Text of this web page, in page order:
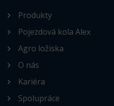
Produkty
Pojezdová kola Alex
Agro ložiska
O nás
Kariéra
Spolupráce